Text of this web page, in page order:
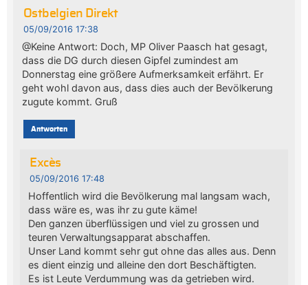
Ostbelgien Direkt
05/09/2016 17:38
@Keine Antwort: Doch, MP Oliver Paasch hat gesagt,
dass die DG durch diesen Gipfel zumindest am
Donnerstag eine größere Aufmerksamkeit erfährt. Er
geht wohl davon aus, dass dies auch der Bevölkerung
zugute kommt. Gruß
Antworten
Excès
05/09/2016 17:48
Hoffentlich wird die Bevölkerung mal langsam wach,
dass wäre es, was ihr zu gute käme!
Den ganzen überflüssigen und viel zu grossen und
teuren Verwaltungsapparat abschaffen.
Unser Land kommt sehr gut ohne das alles aus. Denn
es dient einzig und alleine den dort Beschäftigten.
Es ist Leute Verdummung was da getrieben wird.